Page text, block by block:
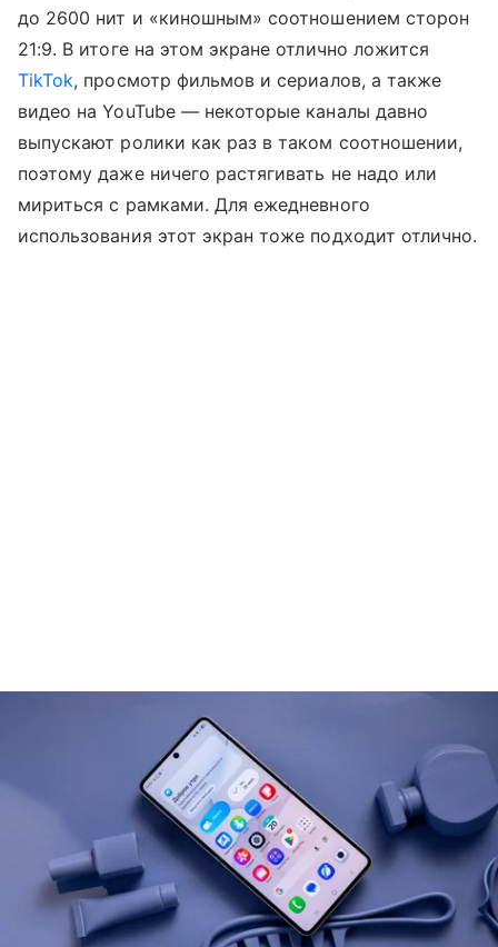
до 2600 нит и «киношным» соотношением сторон
21:9. В итоге на этом экране отлично ложится
TikTok, просмотр фильмов и сериалов, а также
видео на YouTube — некоторые каналы давно
выпускают ролики как раз в таком соотношении,
поэтому даже ничего растягивать не надо или
мириться с рамками. Для ежедневного
использования этот экран тоже подходит отлично.